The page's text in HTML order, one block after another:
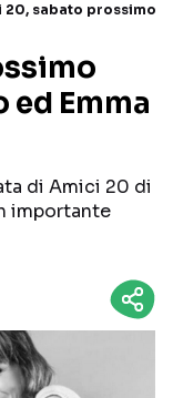
SHOW
20, sabato prossimo
Emma
di Amici 20 di
importante